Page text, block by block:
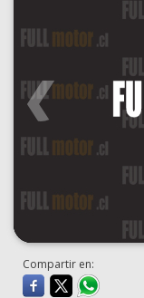
Compartir en: